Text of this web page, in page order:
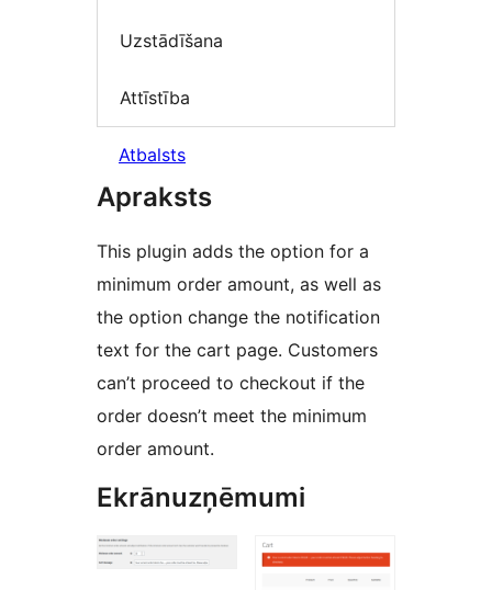
Uzstādīšana
Attīstība
Atbalsts
Apraksts
This plugin adds the option for a
minimum order amount, as well as
the option change the notification
text for the cart page. Customers
can’t proceed to checkout if the
order doesn’t meet the minimum
order amount.
Ekrānuzņēmumi